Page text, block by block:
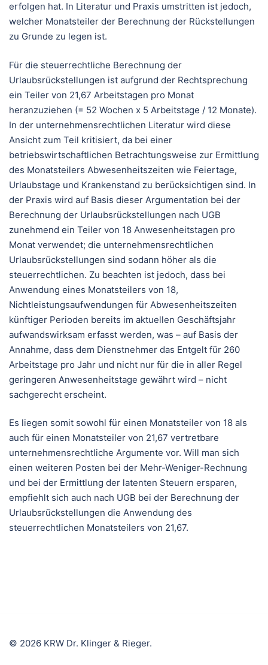
erfolgen hat. In Literatur und Praxis umstritten ist jedoch,
welcher Monatsteiler der Berechnung der Rückstellungen
zu Grunde zu legen ist.
Für die steuerrechtliche Berechnung der
Urlaubsrückstellungen ist aufgrund der Rechtsprechung
ein Teiler von 21,67 Arbeitstagen pro Monat
heranzuziehen (= 52 Wochen x 5 Arbeitstage / 12 Monate).
In der unternehmensrechtlichen Literatur wird diese
Ansicht zum Teil kritisiert, da bei einer
betriebswirtschaftlichen Betrachtungsweise zur Ermittlung
des Monatsteilers Abwesenheitszeiten wie Feiertage,
Urlaubstage und Krankenstand zu berücksichtigen sind. In
der Praxis wird auf Basis dieser Argumentation bei der
Berechnung der Urlaubsrückstellungen nach UGB
zunehmend ein Teiler von 18 Anwesenheitstagen pro
Monat verwendet; die unternehmensrechtlichen
Urlaubsrückstellungen sind sodann höher als die
steuerrechtlichen. Zu beachten ist jedoch, dass bei
Anwendung eines Monatsteilers von 18,
Nichtleistungsaufwendungen für Abwesenheitszeiten
künftiger Perioden bereits im aktuellen Geschäftsjahr
aufwandswirksam erfasst werden, was – auf Basis der
Annahme, dass dem Dienstnehmer das Entgelt für 260
Arbeitstage pro Jahr und nicht nur für die in aller Regel
geringeren Anwesenheitstage gewährt wird – nicht
sachgerecht erscheint.
Es liegen somit sowohl für einen Monatsteiler von 18 als
auch für einen Monatsteiler von 21,67 vertretbare
unternehmensrechtliche Argumente vor. Will man sich
einen weiteren Posten bei der Mehr-Weniger-Rechnung
und bei der Ermittlung der latenten Steuern ersparen,
empfiehlt sich auch nach UGB bei der Berechnung der
Urlaubsrückstellungen die Anwendung des
steuerrechtlichen Monatsteilers von 21,67.
© 2026 KRW Dr. Klinger & Rieger.